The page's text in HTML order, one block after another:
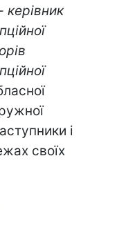
і
своїх